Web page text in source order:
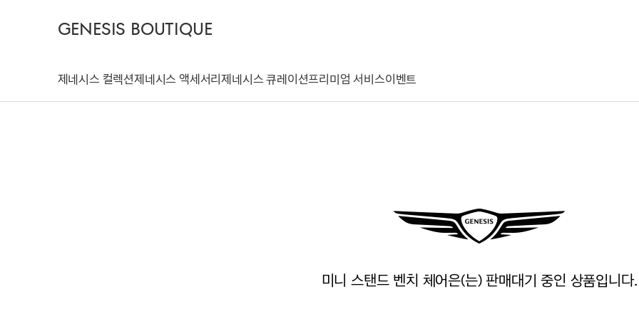
GENESIS BOUTIQUE
제네시스 컬렉션제네시스 액세서리제네시스 큐레이션프리미엄 서비스이벤트
미니 스탠드 벤치 체어은(는) 판매대기 중인 상품입니다.